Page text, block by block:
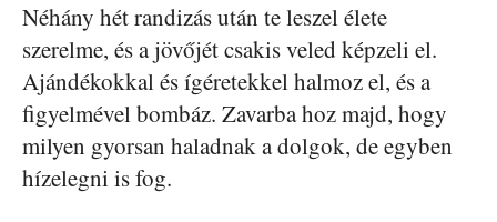
Néhány hét randizás után te leszel élete
szerelme, és a jövőjét csakis veled képzeli el.
Ajándékokkal és ígéretekkel halmoz el, és a
figyelmével bombáz. Zavarba hoz majd, hogy
milyen gyorsan haladnak a dolgok, de egyben
hízelegni is fog.